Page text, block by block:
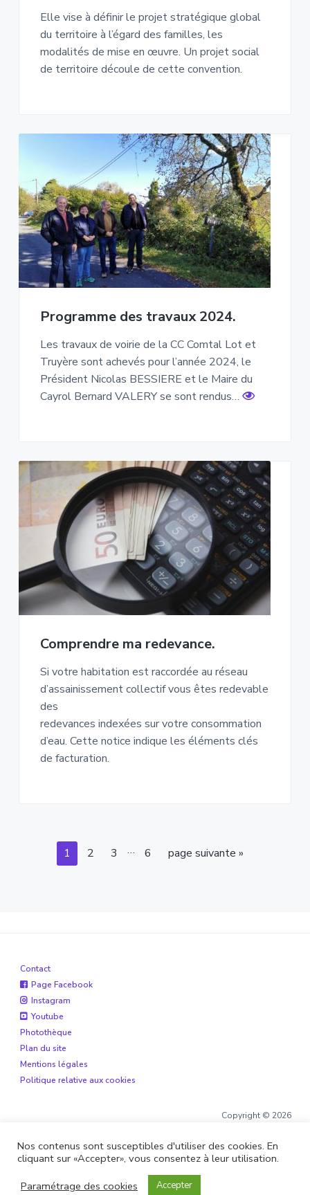
Elle vise à définir le projet stratégique global
du territoire à l’égard des familles, les
modalités de mise en œuvre. Un projet social
de territoire découle de cette convention.
Programme des travaux 2024.
Les travaux de voirie de la CC Comtal Lot et
Truyère sont achevés pour l’année 2024, le
Président Nicolas BESSIERE et le Maire du
Cayrol Bernard VALERY se sont rendus…
Comprendre ma redevance.
Si votre habitation est raccordée au réseau
d’assainissement collectif vous êtes redevable
des
redevances indexées sur votre consommation
d’eau. Cette notice indique les éléments clés
de facturation.
Page
1 Page
2 Page
3
Pages
… Page
6
Aller
page suivante »
Contact
Page Facebook
Instagram
Youtube
Photothèque
Plan du site
Mentions légales
Politique relative aux cookies
Copyright © 2026
Nos contenus sont susceptibles d'utiliser des cookies. En
cliquant sur «Accepter», vous consentez à leur utilisation.
Paramétrage des cookies
Accepter